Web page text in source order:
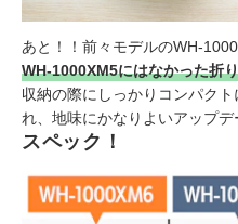
あと！！前々モデルのWH-
WH-1000XM5にはなかった折
収納の際にしっかりコンパク
れ、地味にかなりよいアップデ
スペック！